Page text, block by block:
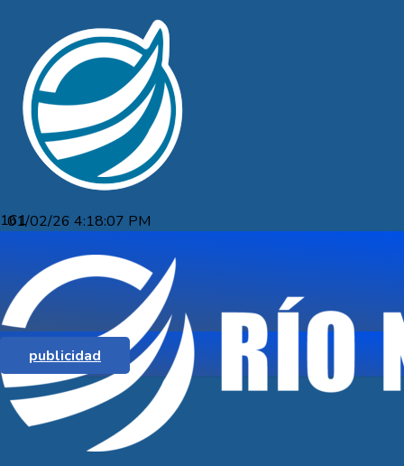
publicidad
01/02/26 4:18:07 PM
JUAN CAORSI POSICION DOS EN EL
PODIO DEL TOUR DE SAN CARLOS